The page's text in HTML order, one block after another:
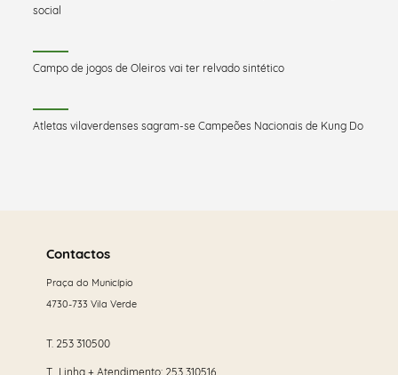
social
Campo de jogos de Oleiros vai ter relvado sintético
Atletas vilaverdenses sagram-se Campeões Nacionais de Kung Do
maisContactos
Praça do Município
4730-733 Vila Verde
T. 253 310500
T. Linha + Atendimento: 253 310516